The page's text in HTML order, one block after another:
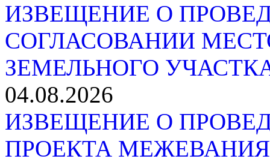
ИЗВЕЩЕНИЕ О
СОГЛАСОВАНИИ
ЗЕМЕЛЬНОГО
04.08.2026
ИЗВЕЩЕНИЕ О
ПРОЕКТА